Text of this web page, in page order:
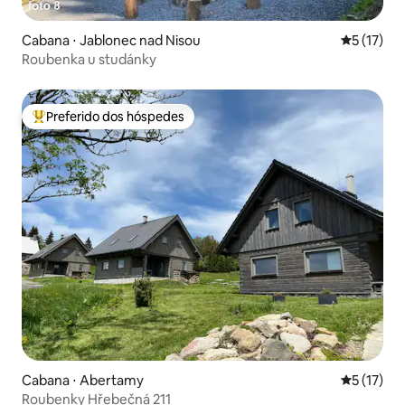
Cabana ⋅ Jablonec nad Nisou 5 de uma
5 (17)
Roubenka u studánky
Entre os melhores preferidos dos hóspedes
Preferido dos hóspedes
Cabana ⋅ Abertamy 5 de uma
5 (17)
Roubenky Hřebečná 211